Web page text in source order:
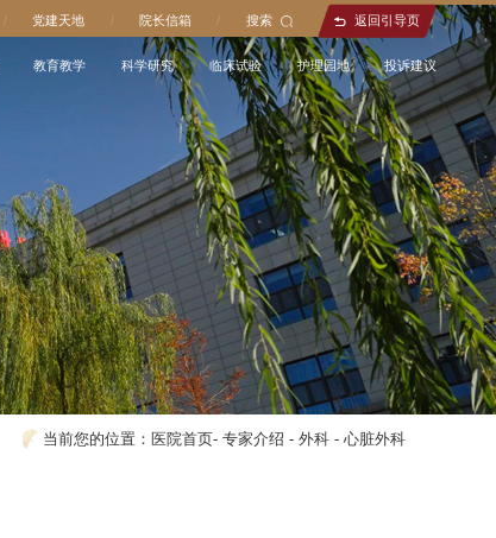
/ 党建天地 / 院长信箱 / 搜索 返回引导页
教育教学 科学研究 临床试验 护理园地 投诉建议
当前您的位置： 医院首页-专家介绍 -外科 -心脏外科